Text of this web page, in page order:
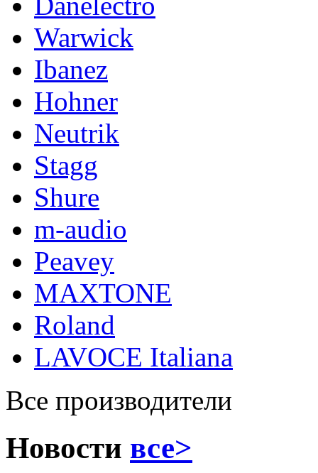
Warwick
Ibanez
Hohner
Neutrik
Stagg
Shure
m-audio
Peavey
MAXTONE
Roland
LAVOCE Italiana
Все производители
Новости все>